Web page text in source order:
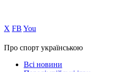
Х FB You
Про спорт українською
Всі новини